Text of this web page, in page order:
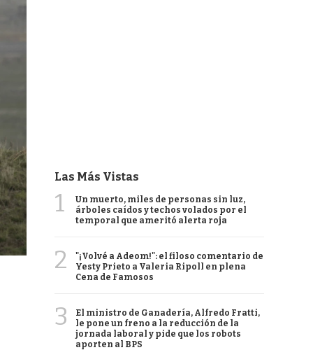
Las Más Vistas
1
Un muerto, miles de personas sin luz,
árboles caídos y techos volados por el
temporal que ameritó alerta roja
2
"¡Volvé a Adeom!": el filoso comentario de
Yesty Prieto a Valeria Ripoll en plena
Cena de Famosos
3
El ministro de Ganadería, Alfredo Fratti,
le pone un freno a la reducción de la
jornada laboral y pide que los robots
aporten al BPS